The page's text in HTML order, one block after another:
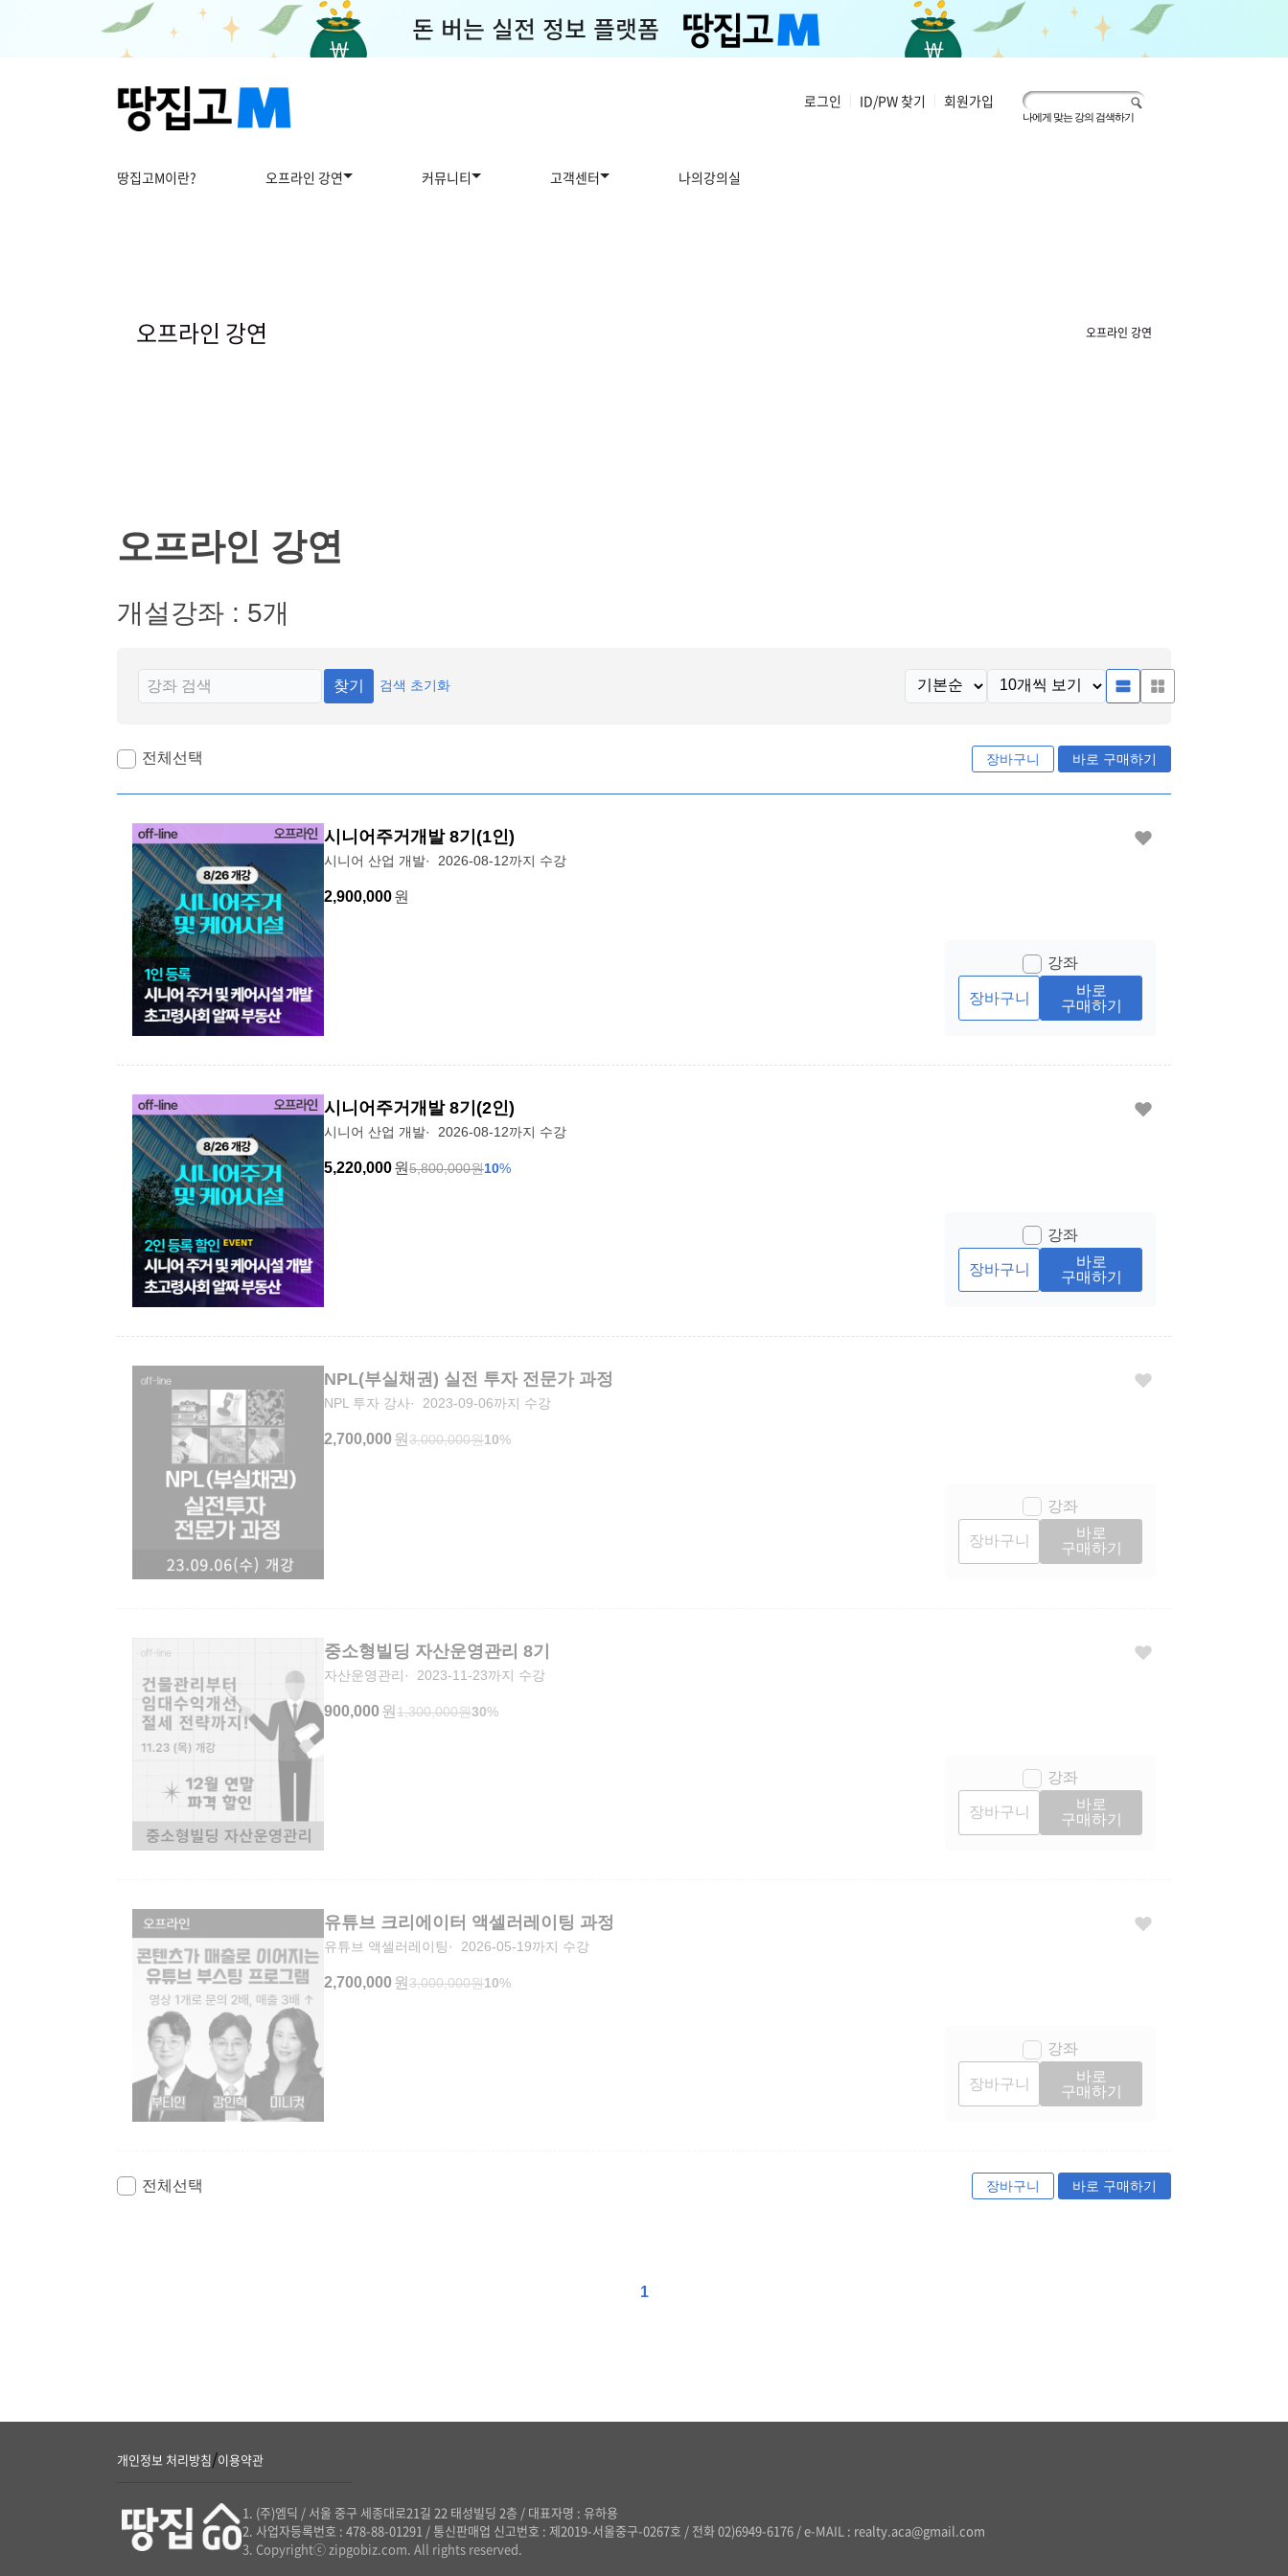
땅집고M이란? 오프라인 강연 커뮤니티 고객센터 나의강의실
로그인 ID/PW 찾기 회원가입
나에게 맞는 강의 검색하기
라
오프라인 강연 오프라인 강연
오프라인 강연
개설강좌 : 5개
찾기 검색 초기화
전체선택 장바구니 바로 구매하기
시니어주거개발 8기(1인)
시니어 산업 개발 2026-08-12까지 수강
2,900,000원
강좌
장바구니
바로
구매하기
시니어주거개발 8기(2인)
시니어 산업 개발 2026-08-12까지 수강
5,220,000원5,800,000원10%
강좌
장바구니
바로
구매하기
NPL(부실채권) 실전 투자 전문가 과정
NPL 투자 강사 2023-09-06까지 수강
2,700,000 원3,000,000원10%
강좌
장바구니
바로
구매하기
중소형빌딩 자산운영관리 8기
자산운영관리 2023-11-23까지 수강
900,000 원 1,300,000원30%
강좌
장바구니
바로
구매하기
유튜브 크리에이터 액셀러레이팅 과정
유튜브 액셀러레이팅 2026-05-19까지 수강
2,700,000 원 3,000,000원10%
강좌
장바구니
바로
구매하기
전체선택 장바구니 바로 구매하기
1
(주)엠딕 / 서울 중구 세종대로21길 22 태성빌딩 2층 / 대표자명 : 유하용
사업자등록번호 : 478-88-01291 /통신판매업 신고번호 : 제2019-서울중구-0267호 / 전화 02)6949-6176 /e-MAIL : realty.aca@gmail.com
Copyrightⓒ zipgobiz.com. All rights reserved.
개인정보 처리방침/이용약관